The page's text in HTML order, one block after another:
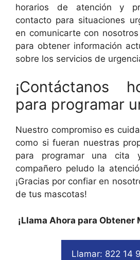
horarios de atención y
contacto para situaciones
en comunicarte con
para obtener información
sobre los servicios de
¡Contáctanos
para programar
Nuestro compromiso es
como si fueran nuestras
para programar una
compañero peludo la
¡Gracias por confiar en
de tus mascotas!
¡Llama Ahora para Obtener
Llamar: 822 14